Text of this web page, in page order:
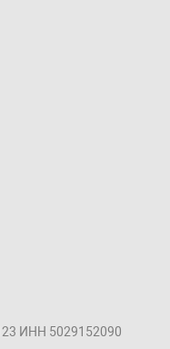
ИНН 5029152090